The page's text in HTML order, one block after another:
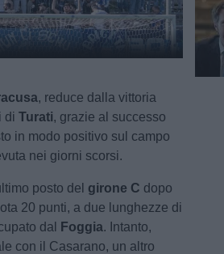
, reduce dalla vittoria
diTurati, grazie al successo
in modo positivo sul campo
nei giorni scorsi.
posto del girone C dopo
20 punti, a due lunghezze di
dal
Foggia. Intanto,
con il Casarano, un altro